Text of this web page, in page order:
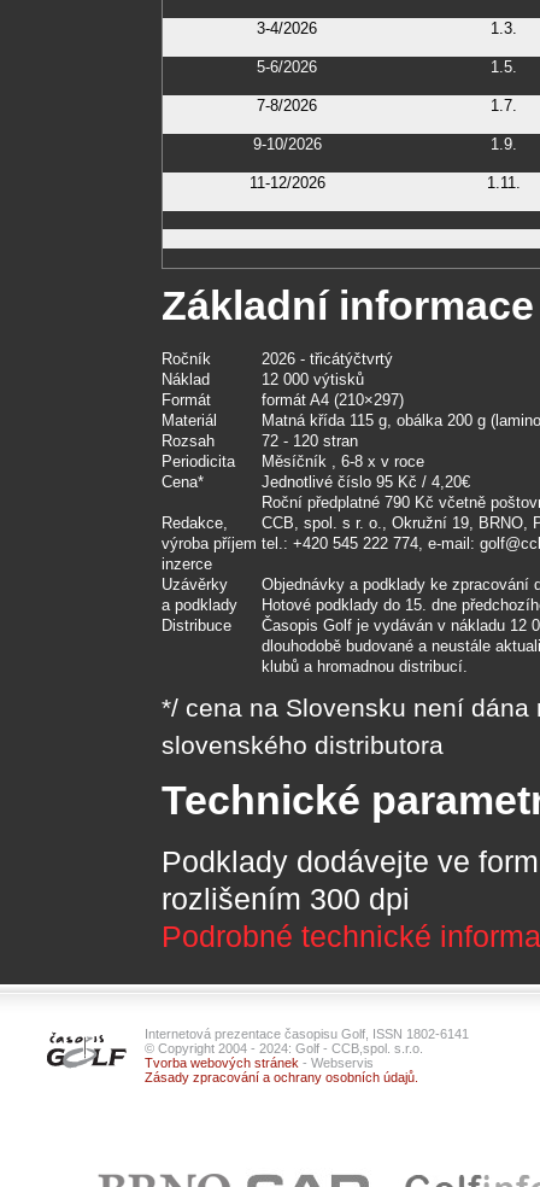
3-4/2026 1.3.
5-6/2026 1.5.
7-8/2026 1.7.
9-10/2026 1.9.
11-12/2026 1.11.
Základní
Ročník
2026 - třicátýčtvrtý
Náklad
12 000 výtisků
Formát
formát A4 (210×297)
Materiál
Matná křída 115 g, obálka 200 g
Rozsah
72 - 120 stran
Periodicita
Měsíčník , 6-8 x v roce
Cena*
Jednotlivé číslo 95 Kč / 4,20€
Roční předplatné 790 Kč včetně
Redakce,
výroba příjem
inzerce
CCB, spol. s r. o., Okružní 19, BRNO,
tel.: +420 545 222 774, e-mail:
Uzávěrky
a podklady
Objednávky a podklady ke zpracování
Hotové podklady do 15. dne
Distribuce
Časopis Golf je vydáván v nákladu 12
dlouhodobě budované a neustále
klubů a hromadnou distribucí.
*/ cena na Slovensku není
slovenského distributora
Technické
Podklady dodávejte ve
rozlišením 300 dpi
Podrobné technické
Internetová prezentace časopisu Golf, ISSN 1802-6141
© Copyright 2004 - 2024: Golf - CCB,spol. s.r.o.
Tvorba webových stránek - Webservis
Zásady zpracování a ochrany osobních údajů.